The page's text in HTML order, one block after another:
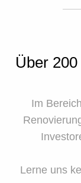
Über
Im
Lerne uns